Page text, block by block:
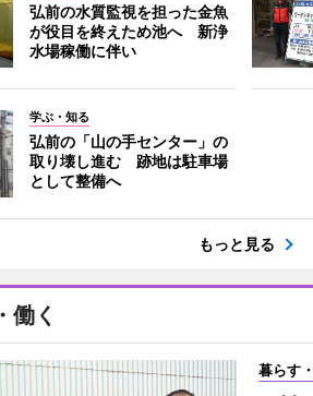
弘前の水質監視を担った金魚
が役目を終えため池へ 新浄
水場稼働に伴い
学ぶ・知る
弘前の「山の手センター」の
取り壊し進む 跡地は駐車場
として整備へ
もっと見る
働く
暮らす